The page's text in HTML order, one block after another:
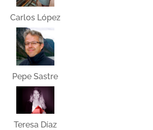
Carlos López
Pepe Sastre
Teresa Díaz